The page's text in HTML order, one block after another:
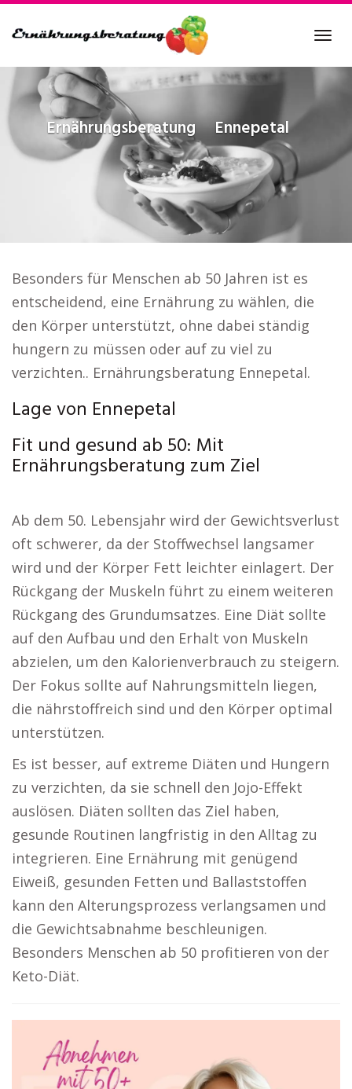
to
content
Ernährungsberatung Ennepetal
Besonders für Menschen ab 50 Jahren ist es
entscheidend, eine Ernährung zu wählen, die
den Körper unterstützt, ohne dabei ständig
hungern zu müssen oder auf zu viel zu
verzichten.. Ernährungsberatung Ennepetal.
Lage von Ennepetal
Fit und gesund ab 50: Mit
Ernährungsberatung zum Ziel
Ab dem 50. Lebensjahr wird der Gewichtsverlust
oft schwerer, da der Stoffwechsel langsamer
wird und der Körper Fett leichter einlagert. Der
Rückgang der Muskeln führt zu einem weiteren
Rückgang des Grundumsatzes. Eine Diät sollte
auf den Aufbau und den Erhalt von Muskeln
abzielen, um den Kalorienverbrauch zu steigern.
Der Fokus sollte auf Nahrungsmitteln liegen,
die nährstoffreich sind und den Körper optimal
unterstützen.
Es ist besser, auf extreme Diäten und Hungern
zu verzichten, da sie schnell den Jojo-Effekt
auslösen. Diäten sollten das Ziel haben,
gesunde Routinen langfristig in den Alltag zu
integrieren. Eine Ernährung mit genügend
Eiweiß, gesunden Fetten und Ballaststoffen
kann den Alterungsprozess verlangsamen und
die Gewichtsabnahme beschleunigen.
Besonders Menschen ab 50 profitieren von der
Keto-Diät.